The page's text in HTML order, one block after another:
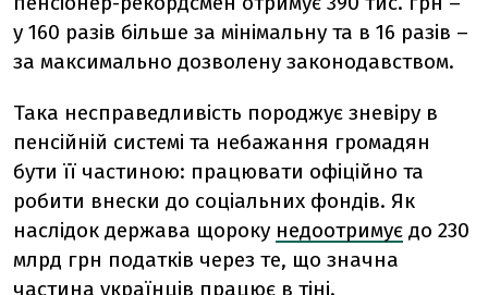
у 160 разів більше за мінімальну та в 16 разів –
за максимально дозволену законодавством.
Така несправедливість породжує зневіру в
пенсійній системі та небажання громадян
бути її частиною: працювати офіційно та
робити внески до соціальних фондів. Як
наслідок держава щороку недоотримує до 230
млрд грн податків через те, що значна
частина українців працює в тіні.